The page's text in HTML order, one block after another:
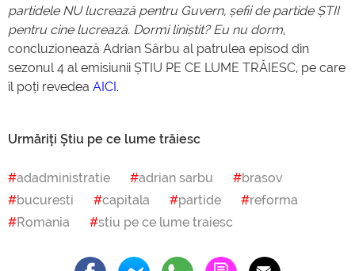
partidele NU lucrează pentru Guvern, șefii de partide ȘTII
pentru cine lucrează. Dormi liniștit? Eu nu dorm,
concluzionează Adrian Sârbu al patrulea episod din
sezonul 4 al emisiunii ȘTIU PE CE LUME TRĂIESC, pe care
îl poți revedea AICI.
Urmăriți Știu pe ce lume trăiesc
adadministratie adrian sarbu
brasov
bucuresti
capitala partide
reforma
Romania
stiu pe ce lume traiesc